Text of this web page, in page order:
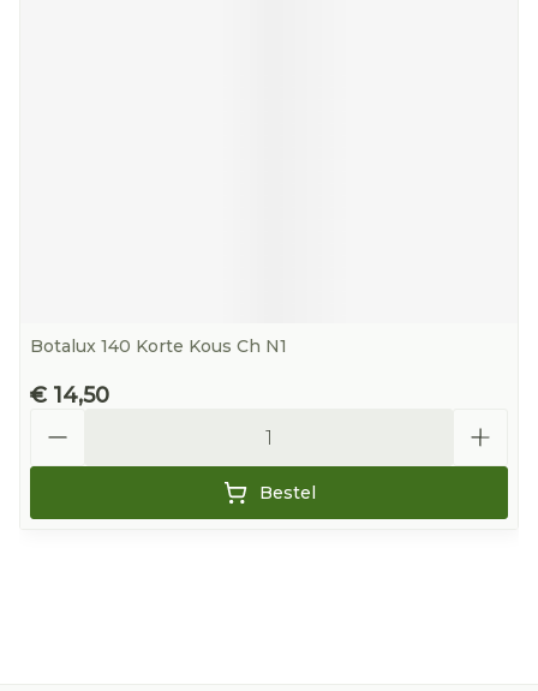
Botalux 140 Korte Kous Ch N1
€ 14,50
Bestel